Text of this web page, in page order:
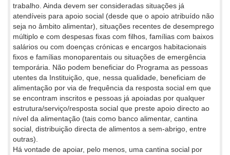
trabalho. Ainda devem ser consideradas situações já
atendíveis para apoio social (desde que o apoio atribuído não
seja no âmbito alimentar), situações recentes de desemprego
múltiplo e com despesas fixas com filhos, famílias com baixos
salários ou com doenças crónicas e encargos habitacionais
fixos e famílias monoparentais ou situações de emergência
temporária. Não podem beneficiar do Programa as pessoas
utentes da Instituição, que, nessa qualidade, beneficiam de
alimentação por via de frequência da resposta social em que
se encontram inscritos e pessoas já apoiadas por qualquer
estrutura/serviço/resposta social que preste apoio directo ao
nível da alimentação (tais como banco alimentar, cantina
social, distribuição directa de alimentos a sem-abrigo, entre
outras).
Há vontade de apoiar, pelo menos, uma cantina social por